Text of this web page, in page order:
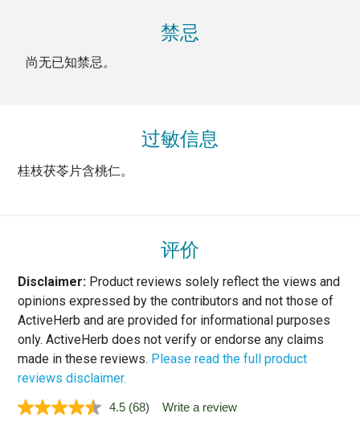
禁忌
尚无已知禁忌。
过敏信息
桂枝茯苓片含桃仁。
评价
Disclaimer:Product reviews solely reflect the views and
opinions expressed by the contributors and not those of
ActiveHerb and are provided for informational purposes
only. ActiveHerb does not verify or endorse any claims
made in these reviews. Please read the full product
reviews disclaimer.
4.5 Read
(68) Write a review